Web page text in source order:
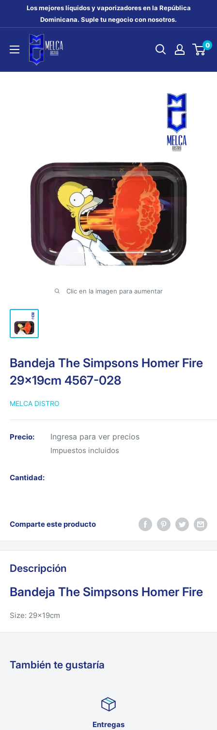
directamente
contenido
Los mejores líquidos y vaporizadores en la República
Dominicana. Suple tu negocio con nosotros.
MELCA
DISTRO
0
Clic en la imagen para aumentar
Bandeja The Simpsons Homer Fire
29x19cm 4567-028
MELCA DISTRO
Precio: Ingresa para ver precios
Impuestos incluidos
Cantidad:
Comparte este producto
Descripción
Bandeja The Simpsons Homer Fire
Size: 29x19cm
También te gustaría
Entregas